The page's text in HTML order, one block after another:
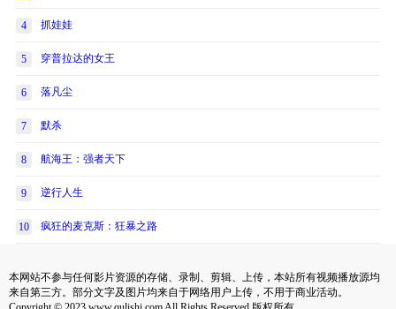
4 抓娃娃
5 穿普拉达的女王
6 落凡尘
7 默杀
8 航海王：强者天下
9 逆行人生
10 疯狂的麦克斯：狂暴之路
本网站不参与任何影片资源的存储、录制、剪辑、上传，本站所有视频播放源均
来自第三方。部分文字及图片均来自于网络用户上传，不用于商业活动。